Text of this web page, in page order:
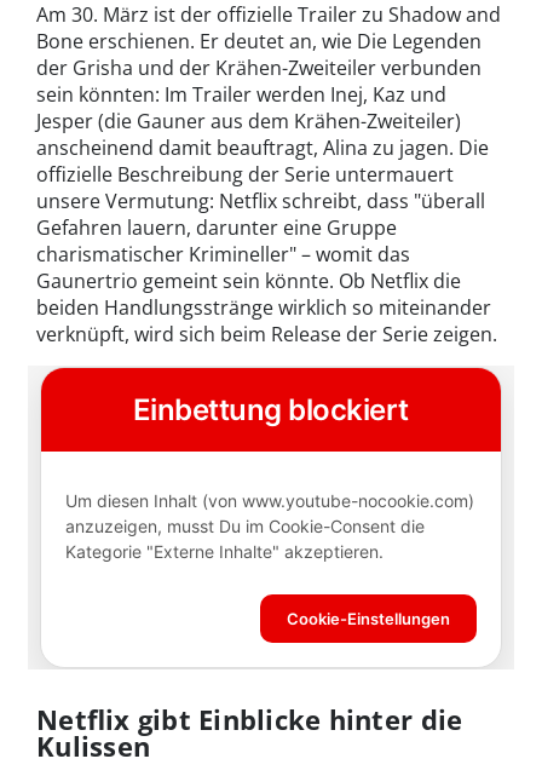
Am 30. März ist der offizielle Trailer zu Shadow and
Bone erschienen. Er deutet an, wie Die Legenden
der Grisha und der Krähen-Zweiteiler verbunden
sein könnten: Im Trailer werden Inej, Kaz und
Jesper (die Gauner aus dem Krähen-Zweiteiler)
anscheinend damit beauftragt, Alina zu jagen. Die
offizielle Beschreibung der Serie untermauert
unsere Vermutung: Netflix schreibt, dass "überall
Gefahren lauern, darunter eine Gruppe
charismatischer Krimineller" – womit das
Gaunertrio gemeint sein könnte. Ob Netflix die
beiden Handlungsstränge wirklich so miteinander
verknüpft, wird sich beim Release der Serie zeigen.
Netflix gibt Einblicke hinter die
Kulissen